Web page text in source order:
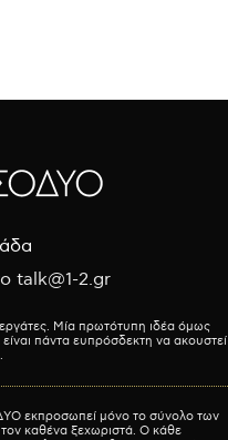
talk@1-2.gr
Μία πρωτότυπη ιδέα όμως
πάντα ευπρόσδεκτη να ακουστεί
εκπροσωπεί μόνο το σύνολο των
καθένα ξεχωριστά. Ο κάθε